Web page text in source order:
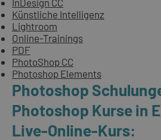
Künstliche Intelligenz
Lightroom
Online-Trainings
PDF
PhotoShop CC
Photoshop Elements
Photoshop
Photoshop Kurse in
Live-Online-Kurs: